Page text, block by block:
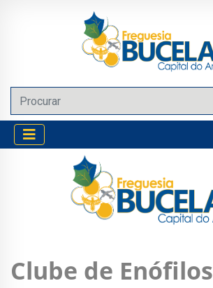
Clube de Enófilos